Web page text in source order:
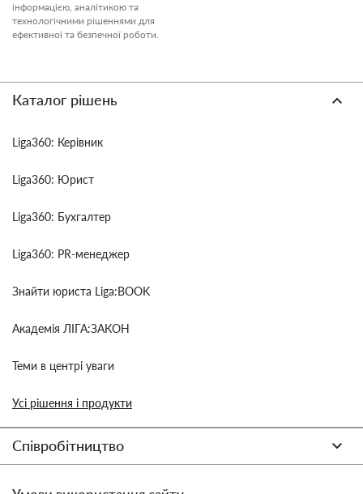
інформацією, аналітикою та
технологічними рішеннями для
ефективної та безпечної роботи.
Каталог рішень
Liga360: Керівник
Liga360: Юрист
Liga360: Бухгалтер
Liga360: PR-менеджер
Знайти юриста Liga:BOOK
Академія ЛІГА:ЗАКОН
Теми в центрі уваги
Усі рішення і продукти
Співробітництво